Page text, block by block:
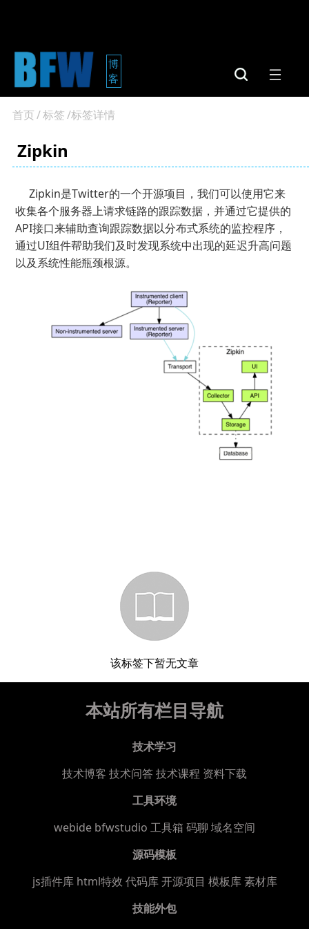
博
客
首页/标签/标签详情
Zipkin
Zipkin是Twitter的一个开源项目，我们可以使用它来
收集各个服务器上请求链路的跟踪数据，并通过它提供的
API接口来辅助查询跟踪数据以分布式系统的监控程序，
通过UI组件帮助我们及时发现系统中出现的延迟升高问题
以及系统性能瓶颈根源。
该标签下暂无文章
本站所有栏目导航
技术学习
技术博客 技术问答技术课程 资料下载
工具环境
webide bfwstudio 工具箱 码聊 域名空间
源码模板
js插件库 html特效 代码库 开源项目 模板库 素材库
技能外包